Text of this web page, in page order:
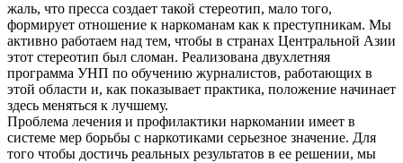
жаль, что пресса создает такой стереотип, мало того,
формирует отношение к наркоманам как к преступникам. Мы
активно работаем над тем, чтобы в странах Центральной Азии
этот стереотип был сломан. Реализована двухлетняя
программа УНП по обучению журналистов, работающих в
этой области и, как показывает практика, положение начинает
здесь меняться к лучшему.
Проблема лечения и профилактики наркомании имеет в
системе мер борьбы с наркотиками серьезное значение. Для
того чтобы достичь реальных результатов в ее решении, мы